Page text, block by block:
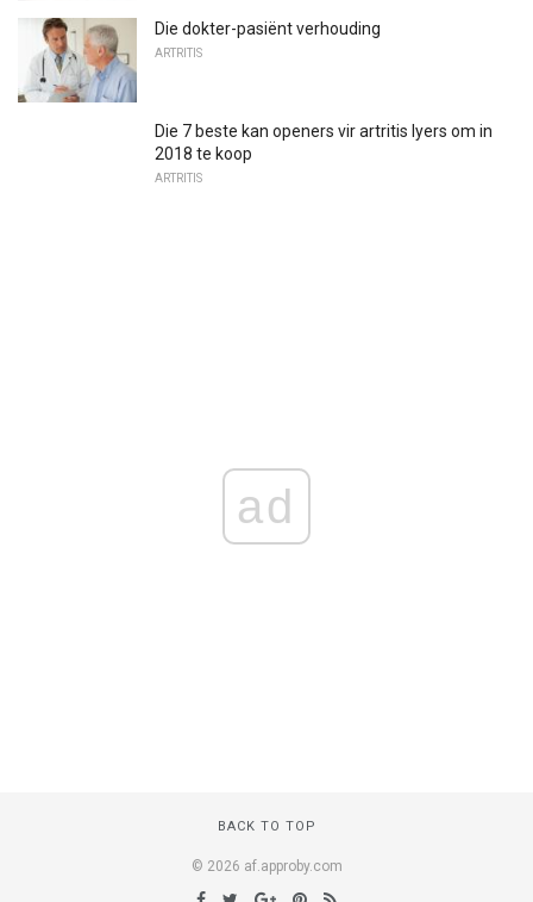
Die dokter-pasiënt verhouding
ARTRITIS
Die 7 beste kan openers vir artritis lyers om in
2018 te koop
ARTRITIS
ad
BACK TO TOP
© 2026 af.approby.com